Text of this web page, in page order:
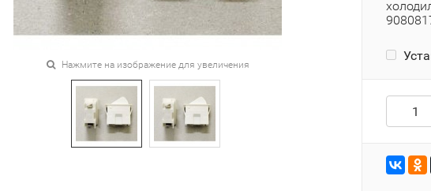
Нажмите на изображение для увеличения